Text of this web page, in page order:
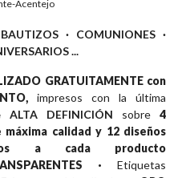
Acentejo
· COMUNIONES ·
...
GRATUITAMENTE con
impresos con la última
ALTA DEFINICIÓN sobre 4
calidad y 12 diseños
a cada producto
·Etiquetas